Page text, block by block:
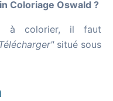
Coloriage Oswald ?
à colorier, il faut
situé sous